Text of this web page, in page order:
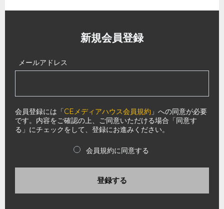
新規会員登録
メールアドレス
会員登録には「CEメディアハウス会員規約 」への同意が必要
です。内容をご確認の上、ご同意いただける場合「同意す
る」にチェックをして、登録にお進みください。
会員規約に同意する
登録する